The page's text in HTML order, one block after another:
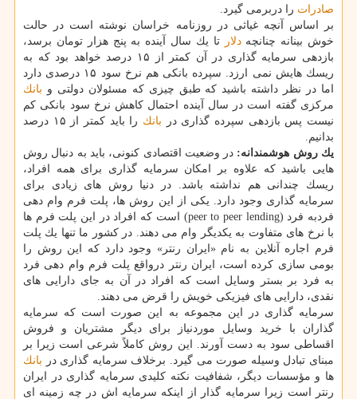
صادرات را دربرمی گیرد.
بر اساس آنچه غیاثی در روزنامه خراسان نوشته است در حالت
خوش بینانه چنانچهدلار
تا یك سال آینده به پنج هزار تومان برسد،
بازدهی سرمایه گذاری در آن كمتر از ۱۵ درصد خواهد بود كه به
ریسك هایش نمی ارزد. سپرده بانكی هم نرخ سود ۱۵ درصدی دارد
اما در نظر داشته باشید كه طبق چیزی كه مسئولان دولتی و بانك
مركزی گفته است در سال آینده احتمال كاهش نرخ سود بانكی كم
نیست پس بازدهی سپرده گذاری در بانك
را باید كمتر از ۱۵ درصد
بدانیم.
یك روش هوشمندانه: در وضعیت اقتصادی كنونی، باید به دنبال روش
هایی باشید كه علاوه بر امكان سرمایه گذاری برای همه افراد،
ریسك چندانی هم نداشته باشد. در دنیا روش های زیادی برای
سرمایه گذاری وجود دارد. یكی از این روش ها، پلت فرم وام دهی
فردبه فرد (peer to peer lending) است كه افراد در این پلت فرم ها
با نرخ های متفاوت به یكدیگر وام می دهند. در كشور ما تنها یك پلت
فرم اجاره آنلاین به نام «ایران رنتر» وجود دارد كه این روش را
بومی سازی كرده است، ایران رنتر درواقع پلت فرم وام دهی فرد
به فرد بر بستر وسایل است كه افراد در آن به جای دارایی های
نقدی، دارایی های فیزیكی خویش را قرض می دهند.
سرمایه گذاری در این مجموعه به این صورت است كه سرمایه
گذاران با خرید وسایل موردنیاز برای دیگر مشتریان و فروش
اقساطی سود به دست آورند. این روش كاملاً شرعی است زیرا بر
مبنای تبادل وسیله صورت می گیرد. برخلاف سرمایه گذاری در بانك
ها و مؤسسات دیگر، شفافیت نكته كلیدی سرمایه گذاری در ایران
رنتر است زیرا سرمایه گذار از اینكه سرمایه اش در چه زمینه ای